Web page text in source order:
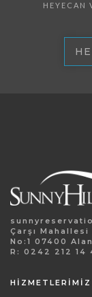
HEYECAN
Çarşı
No:1 07400
R: 0242 212 14
HİZMETLERİMİZ